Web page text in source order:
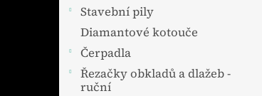
Stavební pily
Diamantové kotouče
Čerpadla
Řezačky obkladů a dlažeb -
ruční